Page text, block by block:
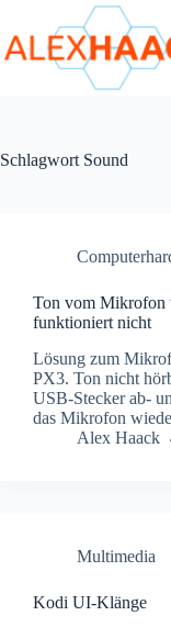
springen
Schlagwort Sound
Ton vom Mikrofon
funktioniert nicht
Lösung zum
PX3. Ton nicht
USB-Stecker ab-
das Mikrofon
Alex Haack
Multimedia
Kodi UI-Klänge